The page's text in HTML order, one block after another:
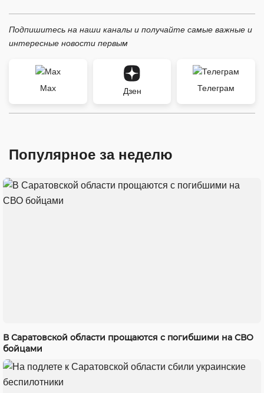
Подпишитесь на наши каналы и получайте самые важные и
интересные новости первым
Max Дзен Телеграм
Популярное за неделю
В Саратовской области прощаются с погибшими на СВО
бойцами